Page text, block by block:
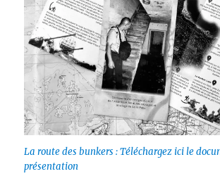
La route des bunkers : Téléchargez ici le
présentation